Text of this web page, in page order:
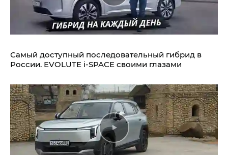
Самый доступный последовательный гибрид в
России. EVOLUTE i‑SPACE своими глазами